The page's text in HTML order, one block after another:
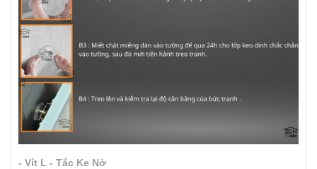
- Vít L - Tắc Ke Nở